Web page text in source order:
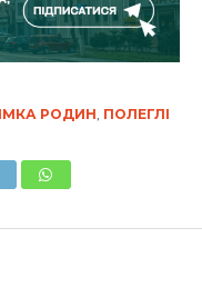
РОДИН, ПОЛЕГЛІ